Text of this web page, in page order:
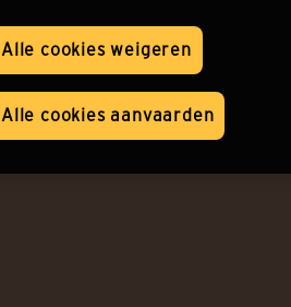
Alle cookies weigeren
Alle cookies aanvaarden